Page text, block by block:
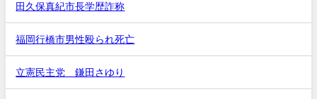
田久保真紀市長学歴詐称
福岡行橋市男性殴られ死亡
立憲民主党 鎌田さゆり